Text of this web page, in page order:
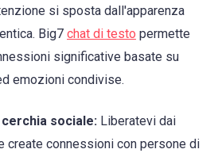
si sposta dall'apparenza
Big7 chat di testo permette
significative basate su
emozioni condivise.
sociale: Liberatevi dai
create connessioni con persone di